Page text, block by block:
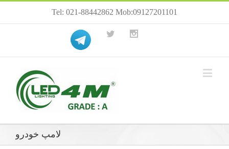
Tel: 021-88442862 Mob:09127201101
لامپ خودرو